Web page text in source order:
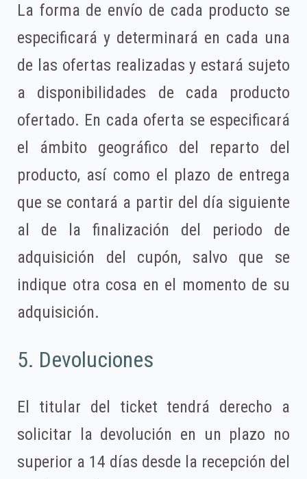
La forma de envío de cada producto se
especificará y determinará en cada una
de las ofertas realizadas y estará sujeto
a disponibilidades de cada producto
ofertado. En cada oferta se especificará
el ámbito geográfico del reparto del
producto, así como el plazo de entrega
que se contará a partir del día siguiente
al de la finalización del periodo de
adquisición del cupón, salvo que se
indique otra cosa en el momento de su
adquisición.
5. Devoluciones
El titular del ticket tendrá derecho a
solicitar la devolución en un plazo no
superior a 14 días desde la recepción del